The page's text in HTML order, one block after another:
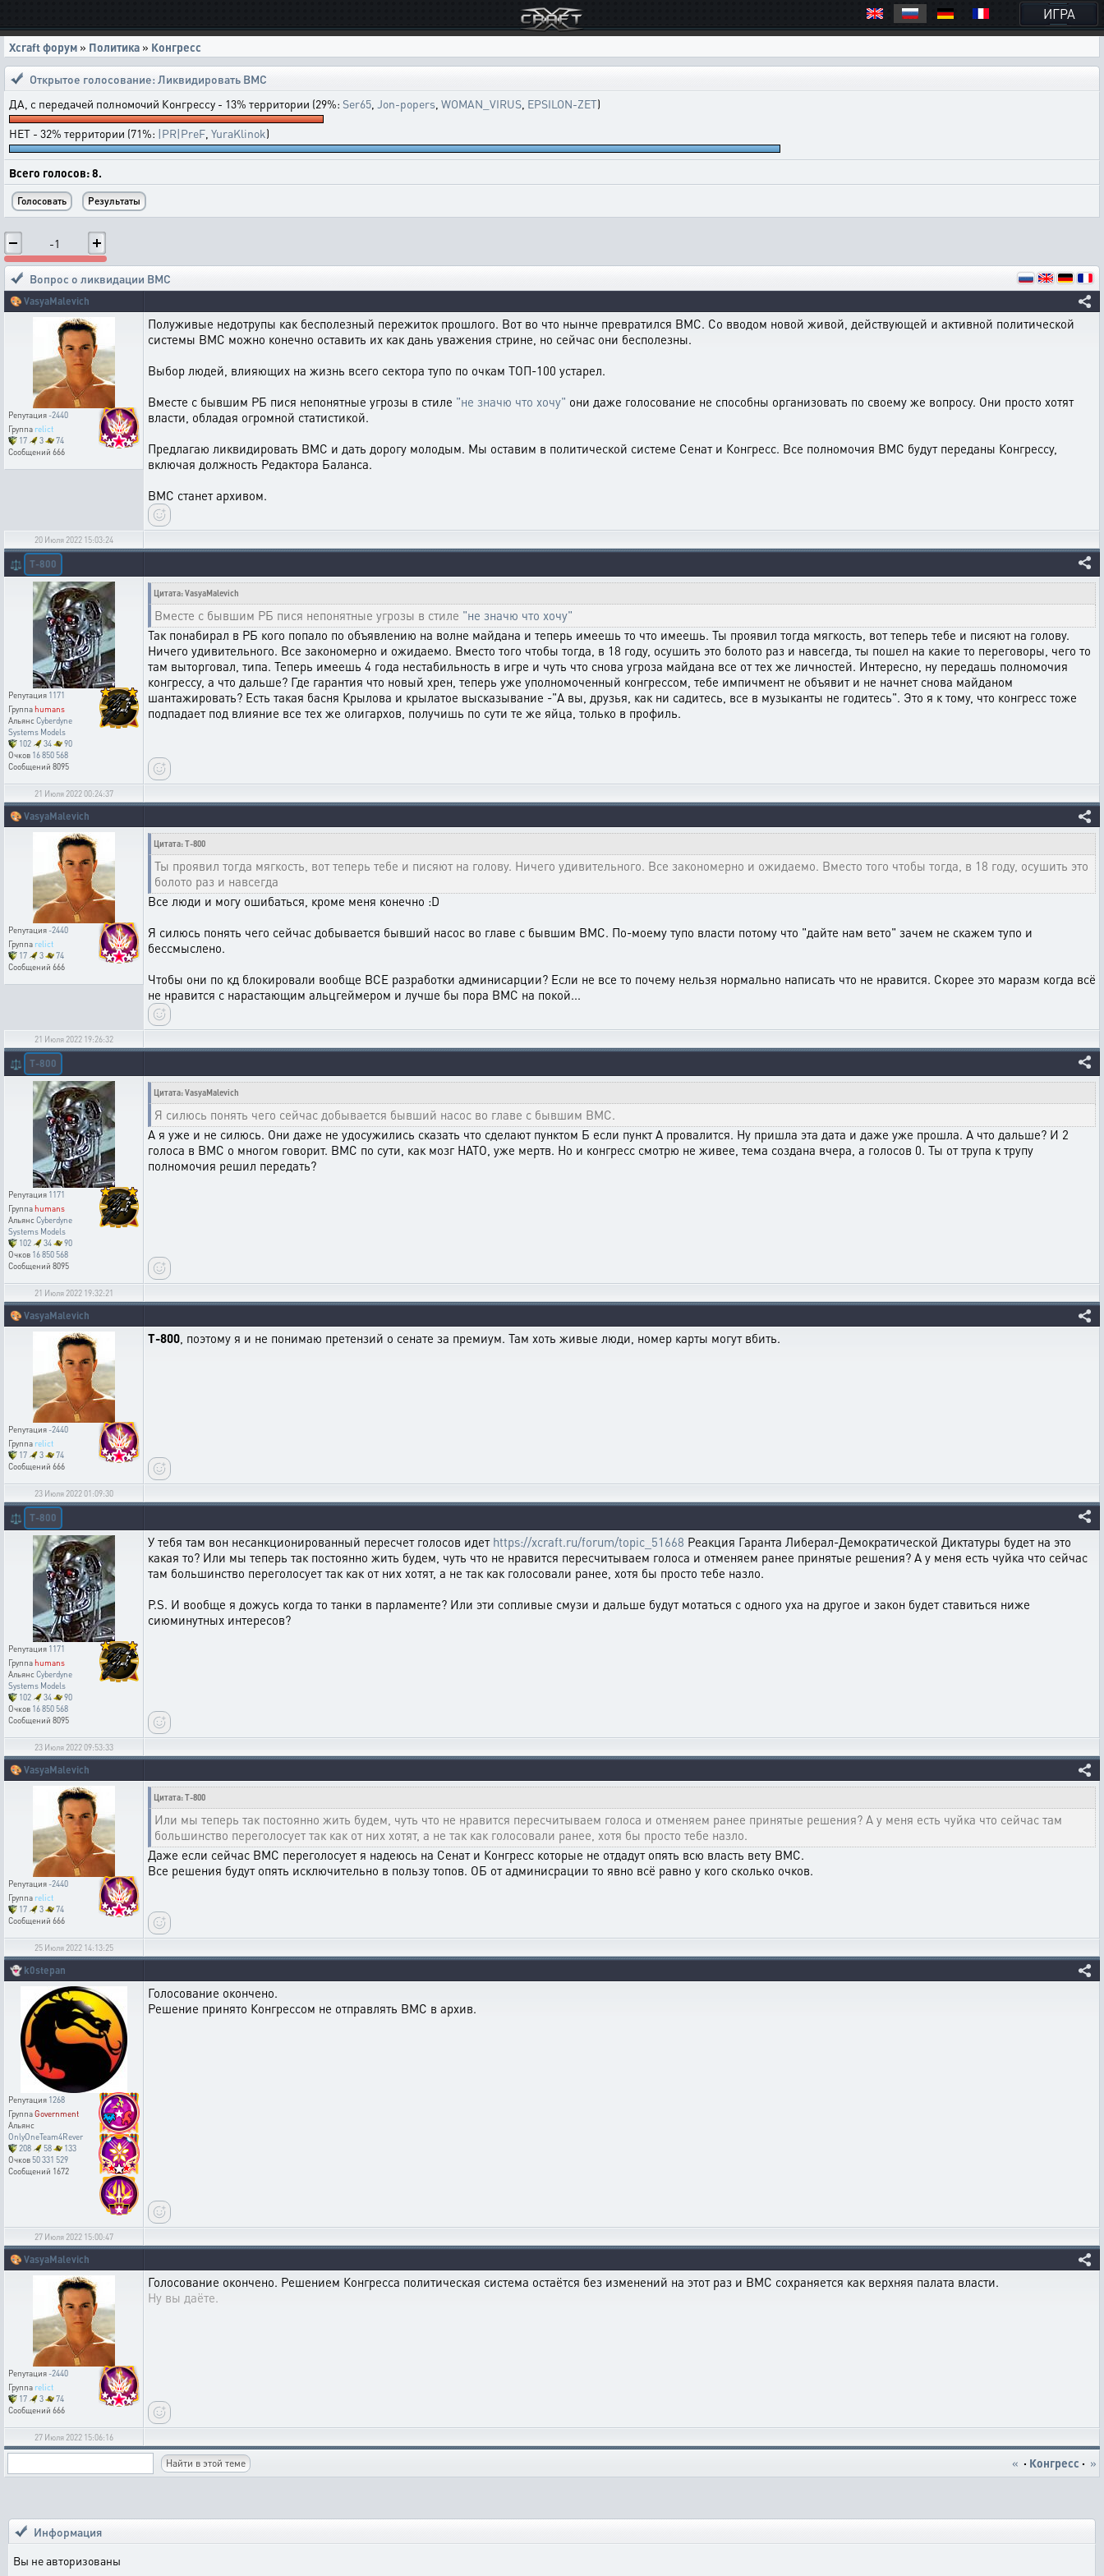
ИГРА
Xcraft форум » Политика » Конгресс
Открытое голосование:Ликвидировать ВМС
ДА, с передачей полномочий Конгрессу - 13% территории (29%: Ser65 Jon-popers WOMAN_VIRUS EPSILON-ZET)
НЕТ - 32% территории (71%: |PR|PreF YuraKlinok)
Всего голосов: 8.
-1
Вопрос о ликвидации ВМС
🎨 VasyaMalevich
Репутация-2440
Группа relict
17
3
74
Сообщений 666
Полуживые недотрупы как бесполезный пережиток прошлого. Вот во что нынче превратился ВМС. Со вводом новой живой, действующей и активной политической
системы ВМС можно конечно оставить их как дань уважения стрине, но сейчас они бесполезны.
Выбор людей, влияющих на жизнь всего сектора тупо по очкам ТОП-100 устарел.
Вместе с бывшим РБ пися непонятные угрозы в стиле "не значю что хочу" они даже голосование не способны организовать по своему же вопросу. Они просто хотят
власти, обладая огромной статистикой.
Предлагаю ликвидировать ВМС и дать дорогу молодым. Мы оставим в политической системе Сенат и Конгресс. Все полномочия ВМС будут переданы Конгрессу,
включая должность Редактора Баланса.
ВМС станет архивом.
20 Июля 2022 15:03:24
⚖️ T-800
Репутация 1171
Группаhumans
АльянсCyberdyne
Systems Models
102
34
90
Очков 16 850 568
Сообщений 8095
Цитата: VasyaMalevich
Вместе с бывшим РБ пися непонятные угрозы в стиле "не значю что хочу"
Так понабирал в РБ кого попало по объявлению на волне майдана и теперь имеешь то что имеешь. Ты проявил тогда мягкость, вот теперь тебе и писяют на голову.
Ничего удивительного. Все закономерно и ожидаемо. Вместо того чтобы тогда, в 18 году, осушить это болото раз и навсегда, ты пошел на какие то переговоры, чего то
там выторговал, типа. Теперь имеешь 4 года нестабильность в игре и чуть что снова угроза майдана все от тех же личностей. Интересно, ну передашь полномочия
конгрессу, а что дальше? Где гарантия что новый хрен, теперь уже уполномоченный конгрессом, тебе импичмент не объявит и не начнет снова майданом
шантажировать? Есть такая басня Крылова и крылатое высказывание -"А вы, друзья, как ни садитесь, все в музыканты не годитесь". Это я к тому, что конгресс тоже
подпадает под влияние все тех же олигархов, получишь по сути те же яйца, только в профиль.
21 Июля 2022 00:24:37
🎨 VasyaMalevich
Репутация-2440
Группа relict
17
3
74
Сообщений 666
Цитата: T-800
Ты проявил тогда мягкость, вот теперь тебе и писяют на голову. Ничего удивительного. Все закономерно и ожидаемо. Вместо того чтобы тогда, в 18 году, осушить это
болото раз и навсегда
Все люди и могу ошибаться, кроме меня конечно :D
Я силюсь понять чего сейчас добывается бывший насос во главе с бывшим ВМС. По-моему тупо власти потому что "дайте нам вето" зачем не скажем тупо и
бессмыслено.
Чтобы они по кд блокировали вообще ВСЕ разработки админисарции? Если не все то почему нельзя нормально написать что не нравится. Скорее это маразм когда всё
не нравится с нарастающим альцгеймером и лучше бы пора ВМС на покой...
21 Июля 2022 19:26:32
⚖️ T-800
Репутация 1171
Группаhumans
АльянсCyberdyne
Systems Models
102
34
90
Очков 16 850 568
Сообщений 8095
Цитата: VasyaMalevich
Я силюсь понять чего сейчас добывается бывший насос во главе с бывшим ВМС.
А я уже и не силюсь. Они даже не удосужились сказать что сделают пунктом Б если пункт А провалится. Ну пришла эта дата и даже уже прошла. А что дальше? И 2
голоса в ВМС о многом говорит. ВМС по сути, как мозг НАТО, уже мертв. Но и конгресс смотрю не живее, тема создана вчера, а голосов 0. Ты от трупа к трупу
полномочия решил передать?
21 Июля 2022 19:32:21
🎨 VasyaMalevich
Репутация-2440
Группа relict
17
3
74
Сообщений 666
T-800, поэтому я и не понимаю претензий о сенате за премиум. Там хоть живые люди, номер карты могут вбить.
23 Июля 2022 01:09:30
⚖️ T-800
Репутация 1171
Группаhumans
АльянсCyberdyne
Systems Models
102
34
90
Очков 16 850 568
Сообщений 8095
У тебя там вон несанкционированный пересчет голосов идет https://xcraft.ru/forum/topic_51668 Реакция Гаранта Либерал-Демократической Диктатуры будет на это
какая то? Или мы теперь так постоянно жить будем, чуть что не нравится пересчитываем голоса и отменяем ранее принятые решения? А у меня есть чуйка что сейчас
там большинство переголосует так как от них хотят, а не так как голосовали ранее, хотя бы просто тебе назло.
P.S. И вообще я дожусь когда то танки в парламенте? Или эти сопливые смузи и дальше будут мотаться с одного уха на другое и закон будет ставиться ниже
сиюминутных интересов?
23 Июля 2022 09:53:33
🎨 VasyaMalevich
Репутация-2440
Группа relict
17
3
74
Сообщений 666
Цитата: T-800
Или мы теперь так постоянно жить будем, чуть что не нравится пересчитываем голоса и отменяем ранее принятые решения? А у меня есть чуйка что сейчас там
большинство переголосует так как от них хотят, а не так как голосовали ранее, хотя бы просто тебе назло.
Даже если сейчас ВМС переголосует я надеюсь на Сенат и Конгресс которые не отдадут опять всю власть вету ВМС.
Все решения будут опять исключительно в пользу топов. ОБ от админисрации то явно всё равно у кого сколько очков.
25 Июля 2022 14:13:25
👻 k0stepan
Репутация 1268
ГруппаGovernment
Альянс
OnlyOneTeam4Rever
208
58
133
Очков 50 331 529
Сообщений 1672
Голосование окончено.
Решение принято Конгрессом не отправлять ВМС в архив.
27 Июля 2022 15:00:47
🎨 VasyaMalevich
Репутация-2440
Группа relict
17
3
74
Сообщений 666
Голосование окончено. Решением Конгресса политическая система остаётся без изменений на этот раз и ВМС сохраняется как верхняя палата власти.
Ну вы даёте.
27 Июля 2022 15:06:16
« · Конгресс · »
Информация
Вы не авторизованы